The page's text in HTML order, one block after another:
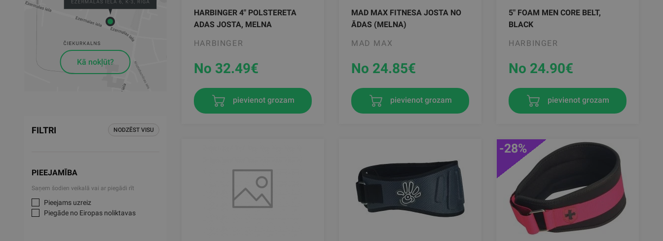
Kā nokļūt?
FILTRI NODZĒST VISU
PIEEJAMĪBA
Saņem šodien veikalā vai ar piegādi rīt
Pieejams uzreiz
Piegāde no Eiropas noliktavas
HARBINGER 4" POLSTERETA
ADAS JOSTA, MELNA
HARBINGER
No 32.49€
pievienot grozam
MAD MAX FITNESA JOSTA NO
ĀDAS (MELNA)
MAD MAX
No 24.85€
pievienot grozam
5" FOAM MEN CORE BELT,
BLACK
HARBINGER
No 24.90€
pievienot grozam
-28%